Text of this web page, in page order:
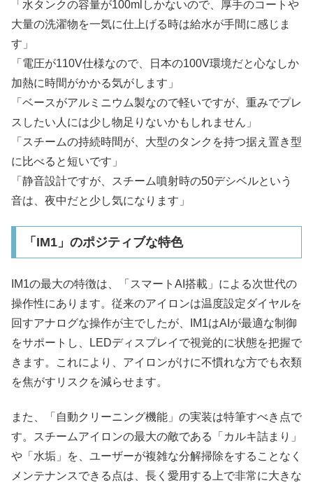
「水タンクの容量が100mlしかないので、厚手のコートや
大量の洗濯物を一気に仕上げる時は給水が手間に感じま
す」
「電圧が110V仕様なので、日本の100V環境だと心なしか
加熱に時間がかかる気がします」
「ベースがアルミニウム製なので軽いですが、重みでプレ
スしたい人には少し物足りないかもしれません」
「スチームの持続時間が、大型のタンクを持つ据え置き型
に比べると短いです」
「静音設計ですが、スチーム噴射時の50デシベルという
音は、夜中だと少し気になります」
「IM1」のポジティブな特色
IM1の最大の特徴は、「スマートAI搭載」による次世代の
操作性にあります。従来のアイロンは温度設定ダイヤルを
回すアナログな操作が主でしたが、IM1はAIが最適な制御
をサポートし、LEDディスプレイで視覚的に状態を把握で
きます。これにより、アイロンがけに不慣れな方でも衣類
を焦がすリスクを減らせます。
また、「自動クリーニング機能」の実装は特筆すべき点で
す。スチームアイロンの最大の敵である「カルキ詰まり」
や「水垢」を、ユーザーが複雑な分解掃除をすることなく
メンテナンスできる点は、長く愛用する上で非常に大きな